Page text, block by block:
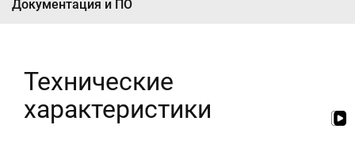
Документация и ПО
Технические
характеристики